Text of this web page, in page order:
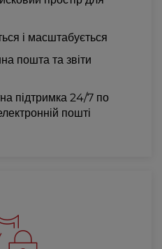
і масштабується
пошта та звіти
підтримка 24/7 по
пошті